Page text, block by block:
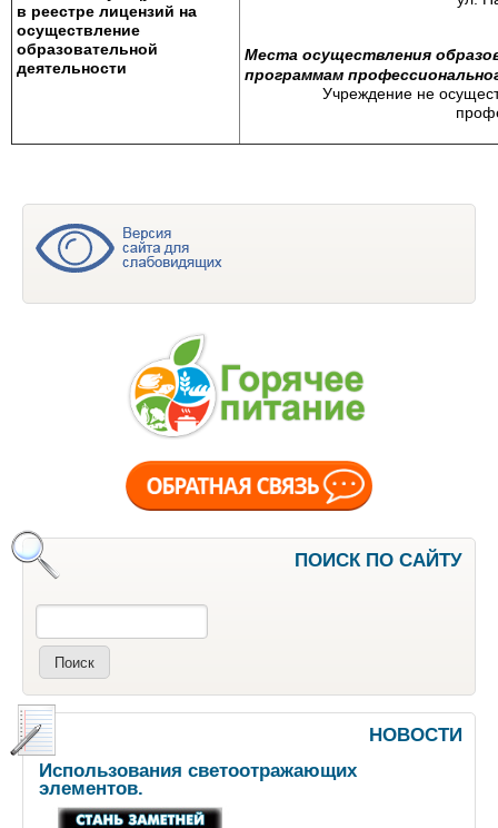
в реестре лицензий на
осуществление
образовательной
деятельности
Места осуществления
программам
Учреждение не
ПОИСК ПО САЙТУ
Поиск
НОВОСТИ
Использования светоотражающих
элементов.